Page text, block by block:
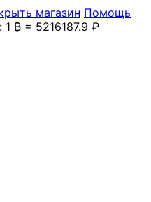
магазин Помощь
₿ = 5216187.9 ₽